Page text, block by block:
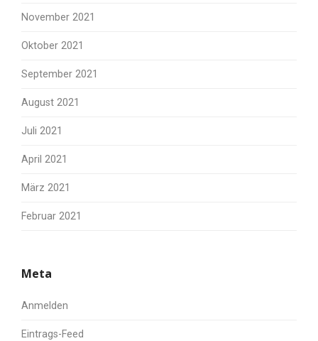
November 2021
Oktober 2021
September 2021
August 2021
Juli 2021
April 2021
März 2021
Februar 2021
Meta
Anmelden
Eintrags-Feed